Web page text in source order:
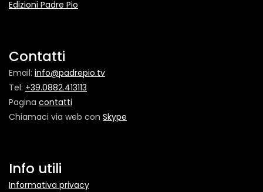
Edizioni Padre Pio
Contatti
Email: info@padrepio.tv
Tel: +39.0882.413113
Pagina contatti
Chiamaci via web con Skype
Info utili
Informativa privacy